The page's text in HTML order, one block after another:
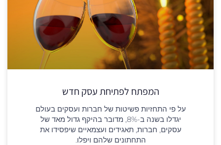
המפתח לפתיחת עסק חדש
על פי התחזיות פשיטות של חברות ועסקים בעולם
יגדלו בשנה ב-8%, מדובר בהיקף גדול מאד של
עסקים, חברות, תאגידים ועצמאיים שיפסידו את
התחתונים שלהם ויפלו.